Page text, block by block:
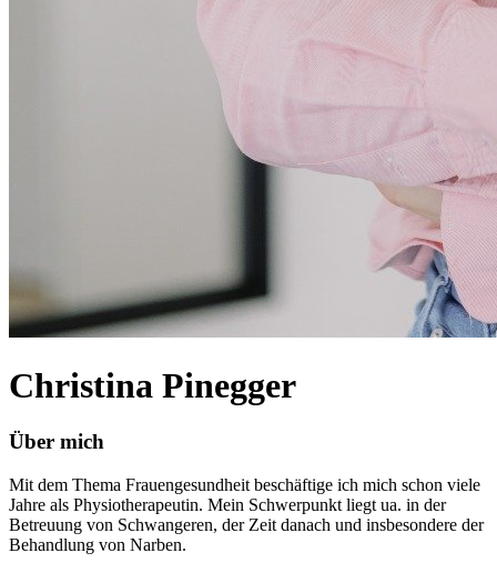
Christina Pinegger
Über mich
Mit dem Thema Frauengesundheit beschäftige ich mich schon viele
Jahre als Physiotherapeutin. Mein Schwerpunkt liegt ua. in der
Betreuung von Schwangeren, der Zeit danach und insbesondere der
Behandlung von Narben.